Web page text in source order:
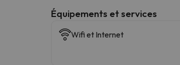
​Équipements et services
Wifi et Internet